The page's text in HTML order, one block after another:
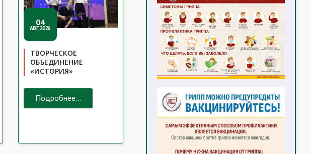
04
АВГ,2026
ТВОРЧЕСКОЕ
ОБЪЕДИНЕНИЕ
«ИСТОРИЯ»
Подробнее...